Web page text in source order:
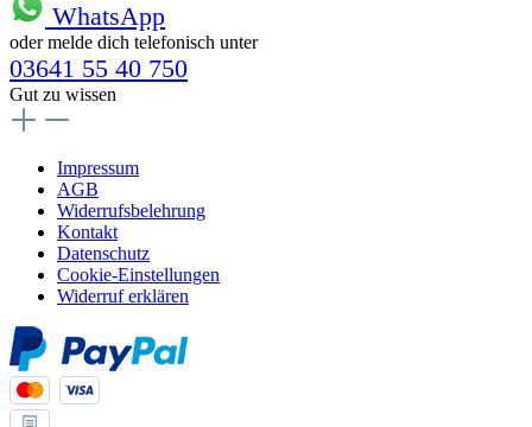
WhatsApp
oder melde dich telefonisch unter
03641 55 40 750
Gut zu wissen
Impressum
AGB
Widerrufsbelehrung
Kontakt
Datenschutz
Cookie-Einstellungen
Widerruf erklären